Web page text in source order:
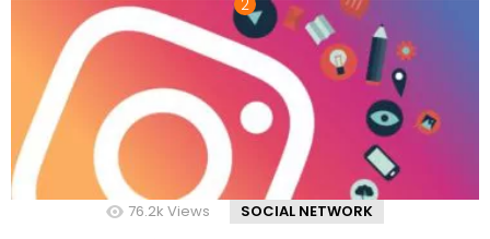
76.2k Views SOCIAL NETWORK